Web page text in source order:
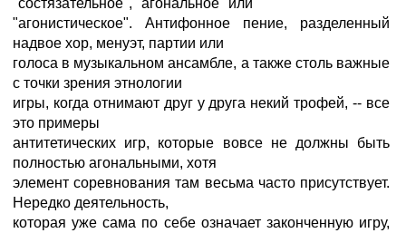
"состязательное", "агональное" или
"агонистическое". Антифонное пение, разделенный
надвое хор, менуэт, партии или
голоса в музыкальном ансамбле, а также столь важные
с точки зрения этнологии
игры, когда отнимают друг у друга некий трофей, -- все
это примеры
антитетических игр, которые вовсе не должны быть
полностью агональными, хотя
элемент соревнования там весьма часто присутствует.
Нередко деятельность,
которая уже сама по себе означает законченную игру,